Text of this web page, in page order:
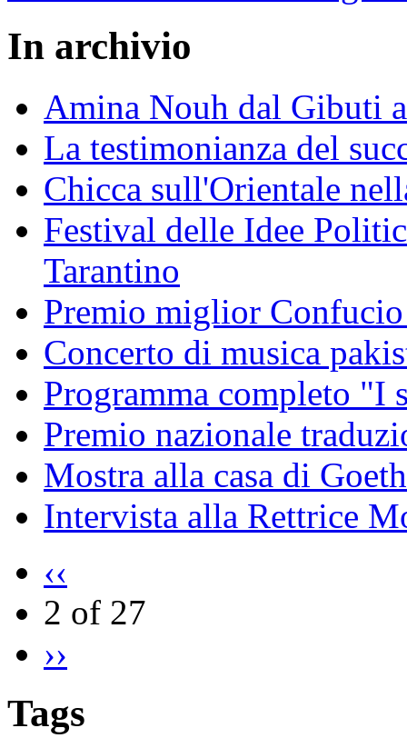
In archivio
Amina Nouh dal Gibuti
La testimonianza del
Chicca sull'Orientale
Festival delle Idee
Tarantino
Premio miglior
Concerto di musica
Programma completo "I
Premio nazionale
Mostra alla casa di
Intervista alla Rettrice
‹‹
2 of 27
››
Tags